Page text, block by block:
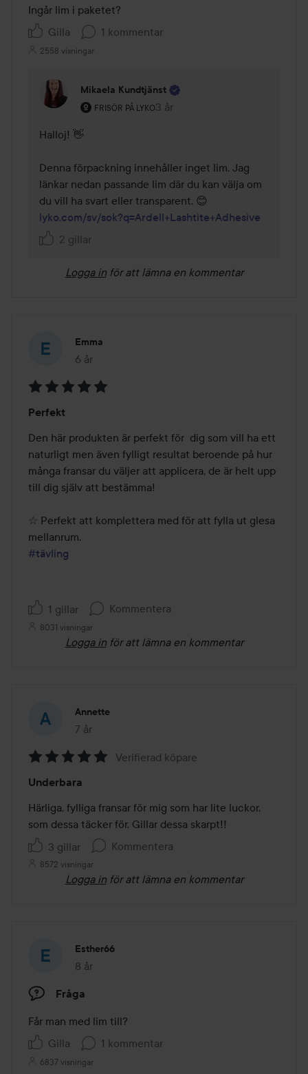
Ingår lim i paketet?
Gilla
1 kommentar
2558 visningar
Mikaela Kundtjänst
FRISÖR PÅ LYKO
Användarens roll: Frisör på Lyko.
3 år
Kommentaren lades 3 år
Halloj! 👋
Denna förpackning innehåller inget lim. Jag
länkar nedan passande lim där du kan välja om
lyko.com/sv/sok?q=Ardell+Lashtite+Adhesive
2 gillar
Logga in för att lämna en kommentar
Emma
6 år
Inlägget skapades 6 år
5
av
5
Perfekt
Den här produkten är perfekt för  dig som vill ha ett
naturligt men även fylligt resultat beroende på hur
många fransar du väljer att applicera, de är helt upp
till dig själv att bestämma!
☆ Perfekt att komplettera med för att fylla ut glesa
#tävling
1 gillar Kommentera
8031 visningar
Logga in för att lämna en kommentar
Annette
7 år
Inlägget skapades 7 år
5
av
5
Verifierad köpare
Underbara
Härliga, fylliga fransar för mig som har lite luckor,
som dessa täcker för. Gillar dessa skarpt!!
3 gillar
Kommentera
8572 visningar
Logga in för att lämna en kommentar
Esther66
8 år
Inlägget skapades 8 år
Fråga
Får man med lim till?
Gilla
1 kommentar
6837 visningar